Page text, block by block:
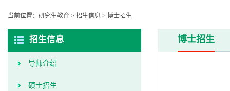
当前位置： 研究生教育 > 招生信息 > 博士招生
招生信息
导师介绍
硕士招生
博士招生